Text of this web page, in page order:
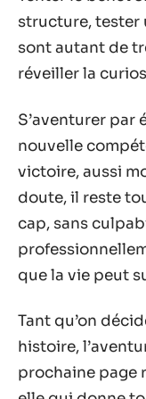
structure, tester
sont autant de
réveiller la
S’aventurer par
nouvelle
victoire, aussi
doute, il reste
cap, sans
que la vie peut
Tant qu’on
histoire,
prochaine page